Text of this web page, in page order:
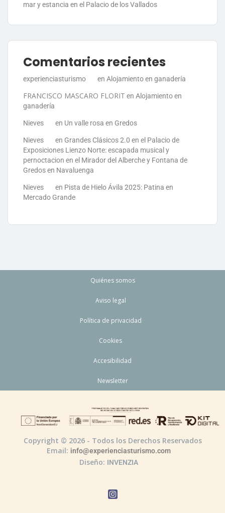
mar y estancia en el Palacio de los Vallados
Comentarios recientes
experienciasturismo en Alojamiento en ganadería
FRANCISCO MASCARO FLORIT en Alojamiento en
ganadería
Nieves en Un valle rosa en Gredos
Nieves en Grandes Clásicos 2.0 en el Palacio de
Exposiciones Lienzo Norte: escapada musical y
pernoctacion en el Mirador del Alberche y Fontana de
Gredos en Navaluenga
Nieves en Pista de Hielo Ávila 2025: Patina en
Mercado Grande
Quiénes somos
Aviso legal
Política de privacidad
Cookies
Accesibilidad
Newsletter
Copyright © 2026 - Todos los Derechos Reservados
Email: info@experienciasturismo.com
Diseño: INVENZIA